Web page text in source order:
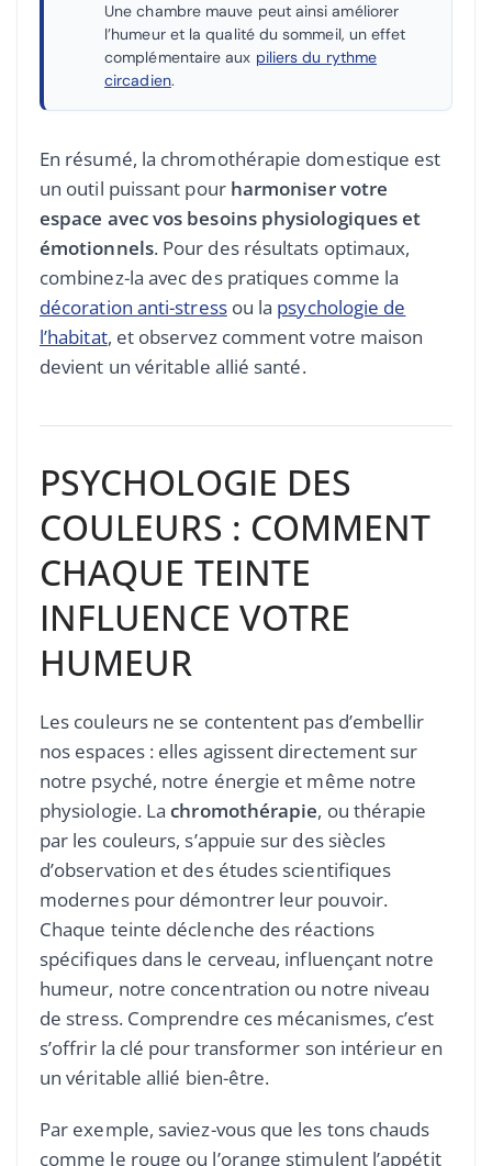
Une chambre mauve peut ainsi améliorer
l’humeur et la qualité du sommeil, un effet
complémentaire aux piliers du rythme
circadien.
En résumé, la chromothérapie domestique est
un outil puissant pour harmoniser votre
espace avec vos besoins physiologiques et
émotionnels. Pour des résultats optimaux,
combinez-la avec des pratiques comme la
décoration anti-stressou la psychologie de
l’habitat, et observez comment votre maison
devient un véritable allié santé.
PSYCHOLOGIE DES
COULEURS : COMMENT
CHAQUE TEINTE
INFLUENCE VOTRE
HUMEUR
Les couleurs ne se contentent pas d’embellir
nos espaces : elles agissent directement sur
notre psyché, notre énergie et même notre
physiologie. Lachromothérapie, ou thérapie
par les couleurs, s’appuie sur des siècles
d’observation et des études scientifiques
modernes pour démontrer leur pouvoir.
Chaque teinte déclenche des réactions
spécifiques dans le cerveau, influençant notre
humeur, notre concentration ou notre niveau
de stress. Comprendre ces mécanismes, c’est
s’offrir la clé pour transformer son intérieur en
un véritable allié bien-être.
Par exemple, saviez-vous que les tons chauds
comme le rouge ou l’orange stimulent l’appétit